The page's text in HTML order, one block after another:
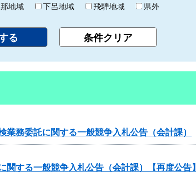
地域 下呂地域 飛騨地域 県外
務委託に関する一般競争入札公告（会計課）
する一般競争入札公告（会計課）【再度公告】